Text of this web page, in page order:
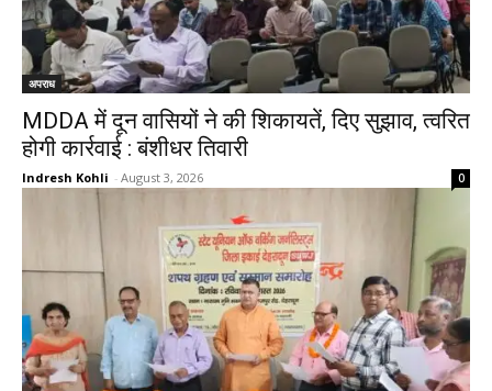
अपराध
MDDA में दून वासियों ने की शिकायतें, दिए सुझाव, त्वरित
होगी कार्रवाई : बंशीधर तिवारी
Indresh Kohli - August 3, 2026 0